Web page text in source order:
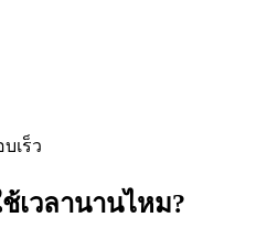
เร็ว
เวลานานไหม?